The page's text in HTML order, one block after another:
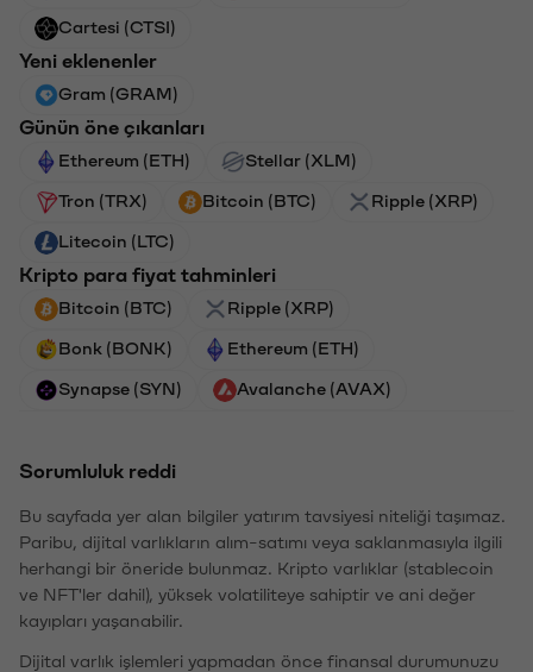
Cartesi (CTSI)
Yeni eklenenler
Gram (GRAM)
Günün öne çıkanları
Ethereum (ETH) Stellar (XLM)
Tron (TRX) Bitcoin (BTC) Ripple (XRP)
Litecoin (LTC)
Kripto para fiyat tahminleri
Bitcoin (BTC) Ripple (XRP)
Bonk (BONK) Ethereum (ETH)
Synapse (SYN) Avalanche (AVAX)
Sorumluluk reddi
Bu sayfada yer alan bilgiler yatırım tavsiyesi niteliği taşımaz.
Paribu, dijital varlıkların alım-satımı veya saklanmasıyla ilgili
herhangi bir öneride bulunmaz. Kripto varlıklar (stablecoin
ve NFT'ler dahil), yüksek volatiliteye sahiptir ve ani değer
kayıpları yaşanabilir.
Dijital varlık işlemleri yapmadan önce finansal durumunuzu